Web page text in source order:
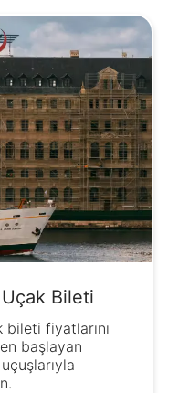
Bileti
fiyatlarını
başlayan